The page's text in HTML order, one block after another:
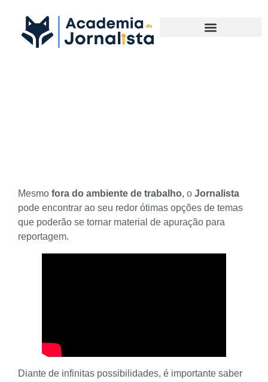
Mesmo fora do ambiente de trabalho, o Jornalista
pode encontrar ao seu redor ótimas opções de temas
que poderão se tornar material de apuração para
reportagem.
Diante de infinitas possibilidades, é importante saber